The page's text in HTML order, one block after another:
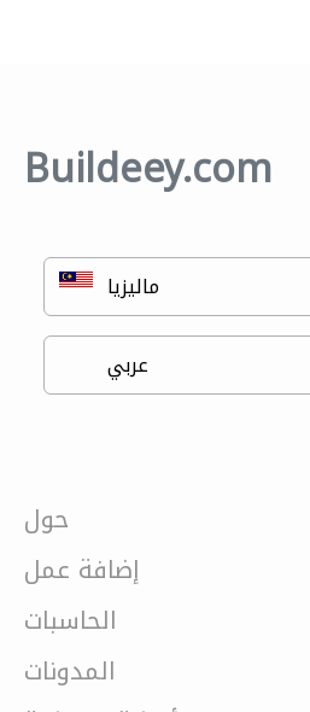
Buildeey.com
حول
إضافة عمل
الحاسبات
المدونات